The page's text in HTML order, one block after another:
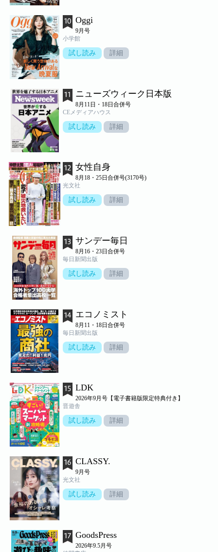
Oggi
9月号
小学館
試し読み 詳細
ニューズウィーク日本版
8月11日・18日合併号
CEメディアハウス
試し読み 詳細
女性自身
8月18・25日合併号(3170号)
光文社
試し読み 詳細
サンデー毎日
8月16・23日合併号
毎日新聞出版
試し読み 詳細
エコノミスト
8月11・18日合併号
毎日新聞出版
試し読み 詳細
LDK
2026年9月号【電子書籍版限定特典付き】
晋遊舎
試し読み 詳細
CLASSY.
9月号
光文社
試し読み 詳細
GoodsPress
2026年9.5月号